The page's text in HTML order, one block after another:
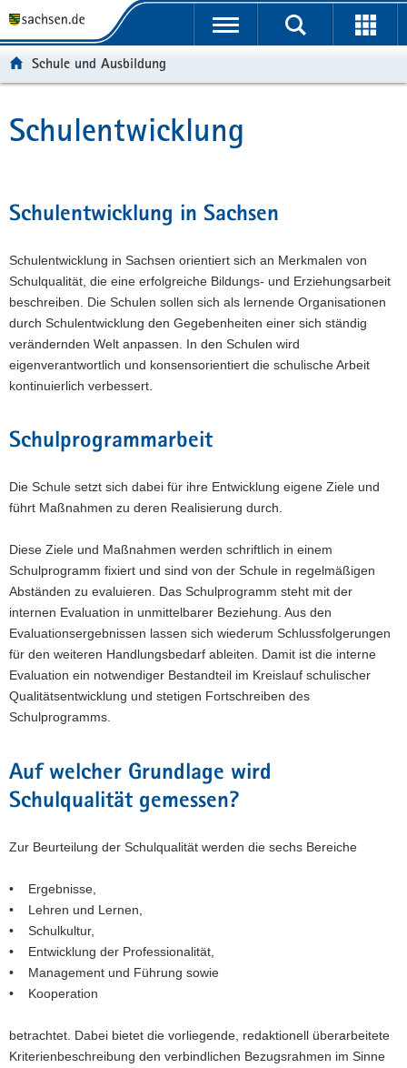
t
ü
g
e
i
f
e
n
d
e
a
v
g
a
i
o
n
t
n
g
t
i
o
n
p
n
t
t
e
o
m
a
t
i
o
n
t
-
e
c
h
Schule und Ausbildung
Hauptinhalt
Schulentwicklung
Schulentwicklung in Sachsen
Schulentwicklung in Sachsen orientiert sich an Merkmalen von
Schulqualität, die eine erfolgreiche Bildungs- und Erziehungsarbeit
beschreiben. Die Schulen sollen sich als lernende Organisationen
durch Schulentwicklung den Gegebenheiten einer sich ständig
verändernden Welt anpassen. In den Schulen wird
eigenverantwortlich und konsensorientiert die schulische Arbeit
kontinuierlich verbessert.
Schulprogrammarbeit
Die Schule setzt sich dabei für ihre Entwicklung eigene Ziele und
führt Maßnahmen zu deren Realisierung durch.
Diese Ziele und Maßnahmen werden schriftlich in einem
Schulprogramm fixiert und sind von der Schule in regelmäßigen
Abständen zu evaluieren. Das Schulprogramm steht mit der
internen Evaluation in unmittelbarer Beziehung. Aus den
Evaluationsergebnissen lassen sich wiederum Schlussfolgerungen
für den weiteren Handlungsbedarf ableiten. Damit ist die interne
Evaluation ein notwendiger Bestandteil im Kreislauf schulischer
Qualitätsentwicklung und stetigen Fortschreiben des
Schulprogramms.
Auf welcher Grundlage wird
Schulqualität gemessen?
Zur Beurteilung der Schulqualität werden die sechs Bereiche
• Ergebnisse,
• Lehren und Lernen,
• Schulkultur,
• Entwicklung der Professionalität,
• Management und Führung sowie
• Kooperation
betrachtet. Dabei bietet die vorliegende, redaktionell überarbeitete
Kriterienbeschreibung den verbindlichen Bezugsrahmen im Sinne